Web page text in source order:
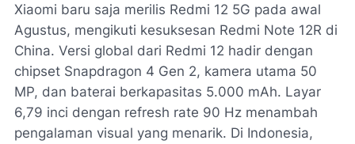
Xiaomi baru saja merilis Redmi 12 5G pada awal
Agustus, mengikuti kesuksesan Redmi Note 12R di
China. Versi global dari Redmi 12 hadir dengan
chipset Snapdragon 4 Gen 2, kamera utama 50
MP, dan baterai berkapasitas 5.000 mAh. Layar
6,79 inci dengan refresh rate 90 Hz menambah
pengalaman visual yang menarik. Di Indonesia,